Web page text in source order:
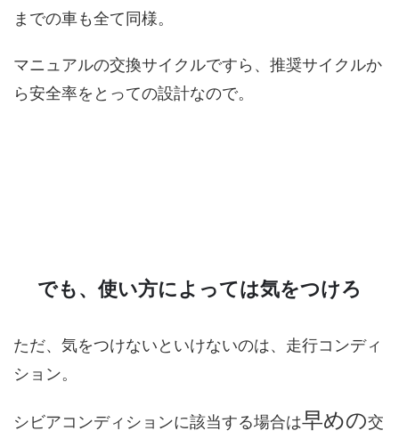
までの車も全て同様。
マニュアルの交換サイクルですら、推奨サイクルか
ら安全率をとっての設計なので。
でも、使い方によっては気をつけろ
ただ、気をつけないといけないのは、走行コンディ
ション。
シビアコンディションに該当する場合は早めの交